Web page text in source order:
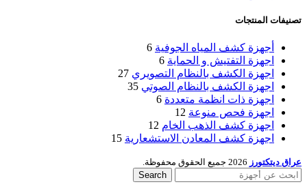
تصنيفات المنتجات
أجهزة كشف المياه الجوفية 6
اجهزة التفتيش و الحماية 6
اجهزة الكشف بالنظام التصويري 27
اجهزة الكشف بالنظام الصوتي 35
اجهزة ذات انظمة متعددة 6
اجهزة فحص منوعة 12
اجهزة كشف الذهب الخام 12
اجهزة كشف المعادن الاستشعارية 15
عراق ديتكتورز 2026 جميع الحقوق محفوظة.
Search